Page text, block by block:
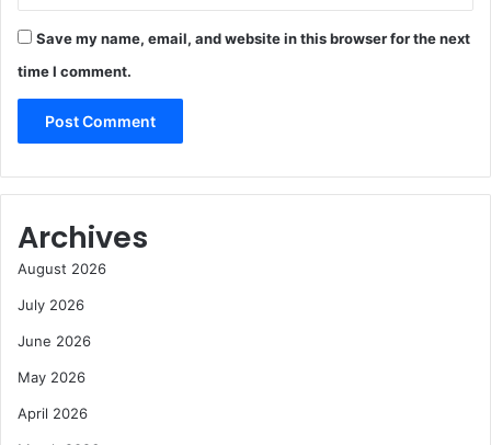
Save my name, email, and website in this browser for the next
time I comment.
Archives
August 2026
July 2026
June 2026
May 2026
April 2026